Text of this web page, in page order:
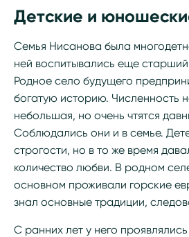
Детские и
Семья Нисанова была
ней воспитывались еще
Родное село будущего
богатую историю. Численность
небольшая, но очень чтятся
Соблюдались они и в семье.
строгости, но в то же время
количество любви. В родном
основном проживали горские
знал основные традиции,
С ранних лет у него проявлялись